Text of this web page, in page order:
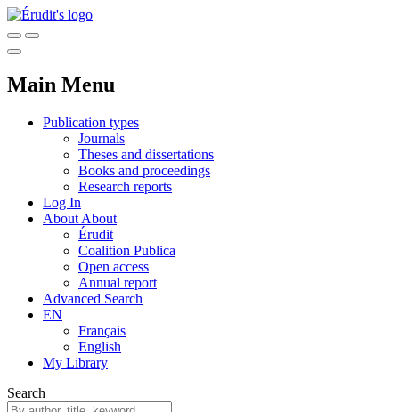
Main Menu
Publication types
Journals
Theses and dissertations
Books and proceedings
Research reports
Log In
About About
Érudit
Coalition Publica
Open access
Annual report
Advanced Search
EN
Français
English
My Library
Search